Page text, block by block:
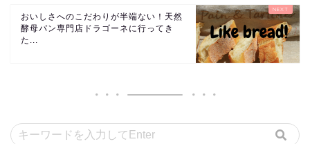
おいしさへのこだわりが半端ない！天然
酵母パン専門店ドラゴーネに行ってき
た...